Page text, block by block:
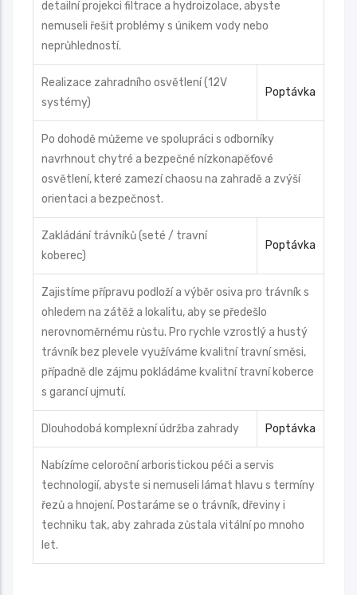
detailní projekci filtrace a hydroizolace, abyste
nemuseli řešit problémy s únikem vody nebo
neprůhledností.
Realizace zahradního osvětlení (12V
systémy)
Poptávka
Po dohodě můžeme ve spolupráci s odborníky
navrhnout chytré a bezpečné nízkonapěťové
osvětlení, které zamezí chaosu na zahradě a zvýší
orientaci a bezpečnost.
Zakládání trávníků (seté / travní
koberec)
Poptávka
Zajistíme přípravu podloží a výběr osiva pro trávník s
ohledem na zátěž a lokalitu, aby se předešlo
nerovnoměrnému růstu. Pro rychle vzrostlý a hustý
trávník bez plevele využíváme kvalitní travní směsi,
případně dle zájmu pokládáme kvalitní travní koberce
s garancí ujmutí.
Dlouhodobá komplexní údržba zahrady Poptávka
Nabízíme celoroční arboristickou péči a servis
technologií, abyste si nemuseli lámat hlavu s termíny
řezů a hnojení. Postaráme se o trávník, dřeviny i
techniku tak, aby zahrada zůstala vitální po mnoho
let.